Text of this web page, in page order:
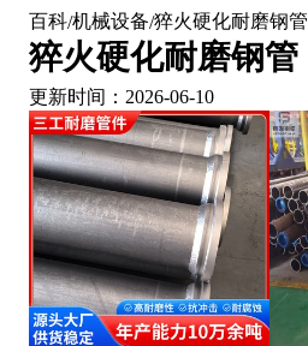
百科/机械设备/猝火硬化耐磨钢管
猝火硬化耐磨钢管
更新时间：2026-06-10